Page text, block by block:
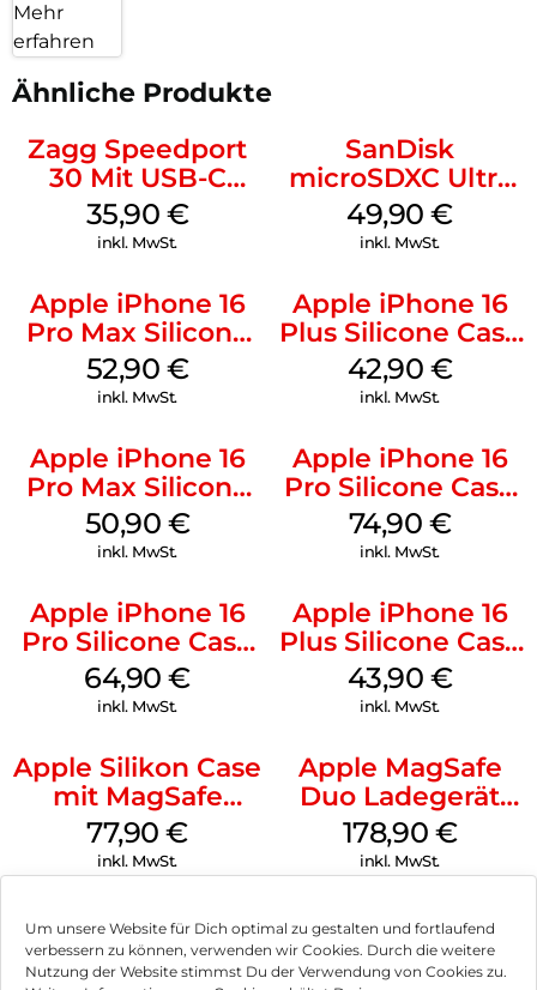
Um unsere Website für Dich optimal zu gestalten und fortlaufend
verbessern zu können, verwenden wir Cookies. Durch die weitere
Nutzung der Website stimmst Du der Verwendung von Cookies zu.
Mehr
erfahren
Ähnliche Produkte
Zagg Speedport
30 Mit USB-C
Kabel Weiß
35,90 €
inkl. MwSt.
SanDisk
microSDXC Ultra
128 GB + Adapter
Mobile
49,90€
inkl. MwSt.
Apple iPhone 16
Pro Max Silicone
Case MagSafe
Ultramarine
52,90 €
inkl. MwSt.
Apple iPhone 16
Plus Silicone Case
MagSafe Plum
42,90 €
inkl. MwSt.
Apple iPhone 16
Pro Max Silicone
Case MagSafe
Denim
50,90 €
inkl. MwSt.
Apple iPhone 16
Pro Silicone Case
MagSafe Black
74,90 €
inkl. MwSt.
Apple iPhone 16
Pro Silicone Case
MagSafe Denim
64,90€
inkl. MwSt.
Apple iPhone 16
Plus Silicone Case
MagSafe Black
43,90 €
inkl. MwSt.
Apple Silikon Case
mit MagSafe
iPhone 14 Pro
(PRODUCT)RED
77,90€
inkl. MwSt.
Apple MagSafe
Duo Ladegerät
Weiß
178,90 €
inkl. MwSt.